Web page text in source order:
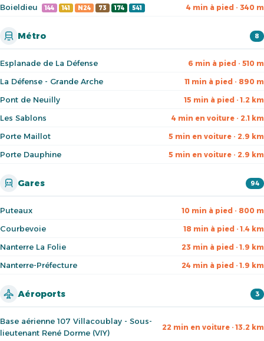
Boieldieu 144 141 N24 73 174 541 4 min à pied · 340 m
Métro 8
Esplanade de La Défense 6 min à pied · 510 m
La Défense - Grande Arche 11 min à pied · 890 m
Pont de Neuilly 15 min à pied · 1.2 km
Les Sablons 4 min en voiture · 2.1 km
Porte Maillot 5 min en voiture · 2.9 km
Porte Dauphine 5 min en voiture · 2.9 km
Gares 94
Puteaux 10 min à pied · 800 m
Courbevoie 18 min à pied · 1.4 km
Nanterre La Folie 23 min à pied · 1.9 km
Nanterre-Préfecture 24 min à pied · 1.9 km
Aéroports 3
Base aérienne 107 Villacoublay - Sous-
lieutenant René Dorme (VIY)
22 min en voiture · 13.2 km